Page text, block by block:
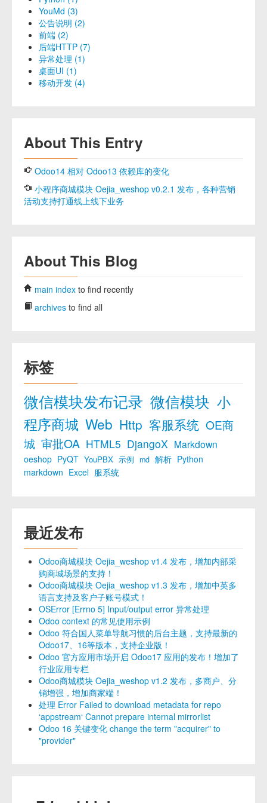
YouMd (3)
公告说明 (2)
前端 (2)
后端HTTP (7)
异常处理 (1)
桌面UI (1)
移动开发 (4)
About This Entry
Odoo14 相对 Odoo13 依赖库的变化
小程序商城模块 Oejia_weshop v0.2.1 发布，各种营销
活动支持打通线上线下业务
About This Blog
main index to find recently
archives to find all
标签
微信模块发布记录 微信模块 小
程序商城 Web Http 客服系统 OE商
城 审批OA HTML5 DjangoX Markdown
oeshop PyQT YouPBX 示例 md 解析 Python
markdown Excel 服系统
最近发布
Odoo商城模块 Oejia_weshop v1.4 发布，增加内部采
购商城场景的支持！
Odoo商城模块 Oejia_weshop v1.3 发布，增加中英多
语言支持及客户子账号模式！
OSError [Errno 5] Input/output error 异常处理
Odoo context 的常见使用示例
Odoo 符合国人菜单导航习惯的后台主题，支持最新的
Odoo17、16等版本，支持企业版！
Odoo 官方应用市场开启 Odoo17 应用的发布！增加了
行业应用专栏
Odoo商城模块 Oejia_weshop v1.2 发布，多商户、分
销增强，增加商家端！
处理 Error Failed to download metadata for repo
‘appstream‘ Cannot prepare internal mirrorlist
Odoo 16 关键变化 change the term "acquirer" to
"provider"